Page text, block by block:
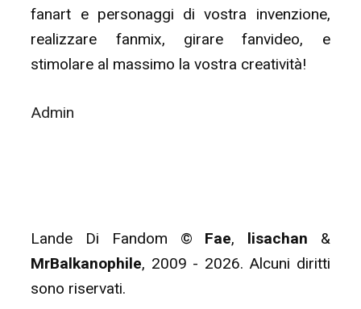
fanart e personaggi di vostra invenzione,
realizzare fanmix, girare fanvideo, e
stimolare al massimo la vostra creatività!
Admin
Lande Di Fandom © Fae, lisachan &
MrBalkanophile, 2009 - 2026. Alcuni diritti
sono riservati.